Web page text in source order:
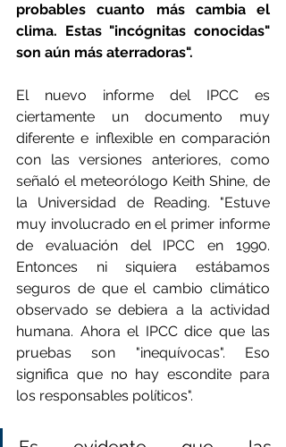
probables cuanto más cambia el
clima. Estas "incógnitas conocidas"
son aún más aterradoras".
El nuevo informe del IPCC es
ciertamente un documento muy
diferente e inflexible en comparación
con las versiones anteriores, como
señaló el meteorólogo Keith Shine, de
la Universidad de Reading. "Estuve
muy involucrado en el primer informe
de evaluación del IPCC en 1990.
Entonces ni siquiera estábamos
seguros de que el cambio climático
observado se debiera a la actividad
humana. Ahora el IPCC dice que las
pruebas son "inequívocas". Eso
significa que no hay escondite para
los responsables políticos".